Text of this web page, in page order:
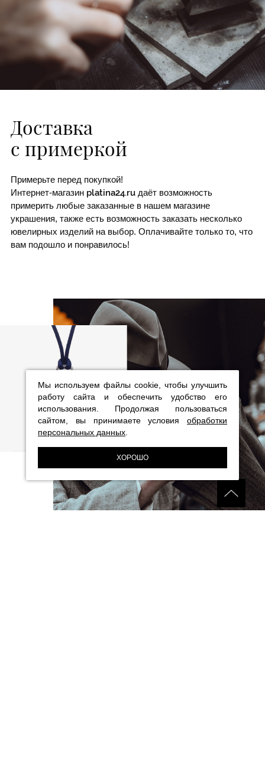
Доставка
с примеркой
Примерьте перед покупкой!
Интернет-магазин platina24.ru даёт возможность
примерить любые заказанные в нашем магазине
украшения, также есть возможность заказать несколько
ювелирных изделий на выбор. Оплачивайте только то, что
вам подошло и понравилось!
Мы используем файлы cookie, чтобы улучшить
работу сайта и обеспечить удобство его
использования. Продолжая пользоваться
сайтом, вы принимаете условия обработки
персональных данных
ХОРОШО